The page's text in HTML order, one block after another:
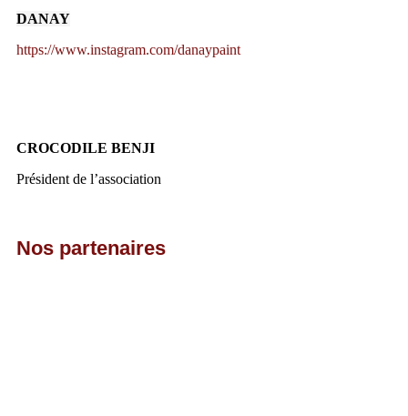
DANAY
https://www.instagram.com/danaypaint
CROCODILE BENJI
Président de l’association
Nos partenaires